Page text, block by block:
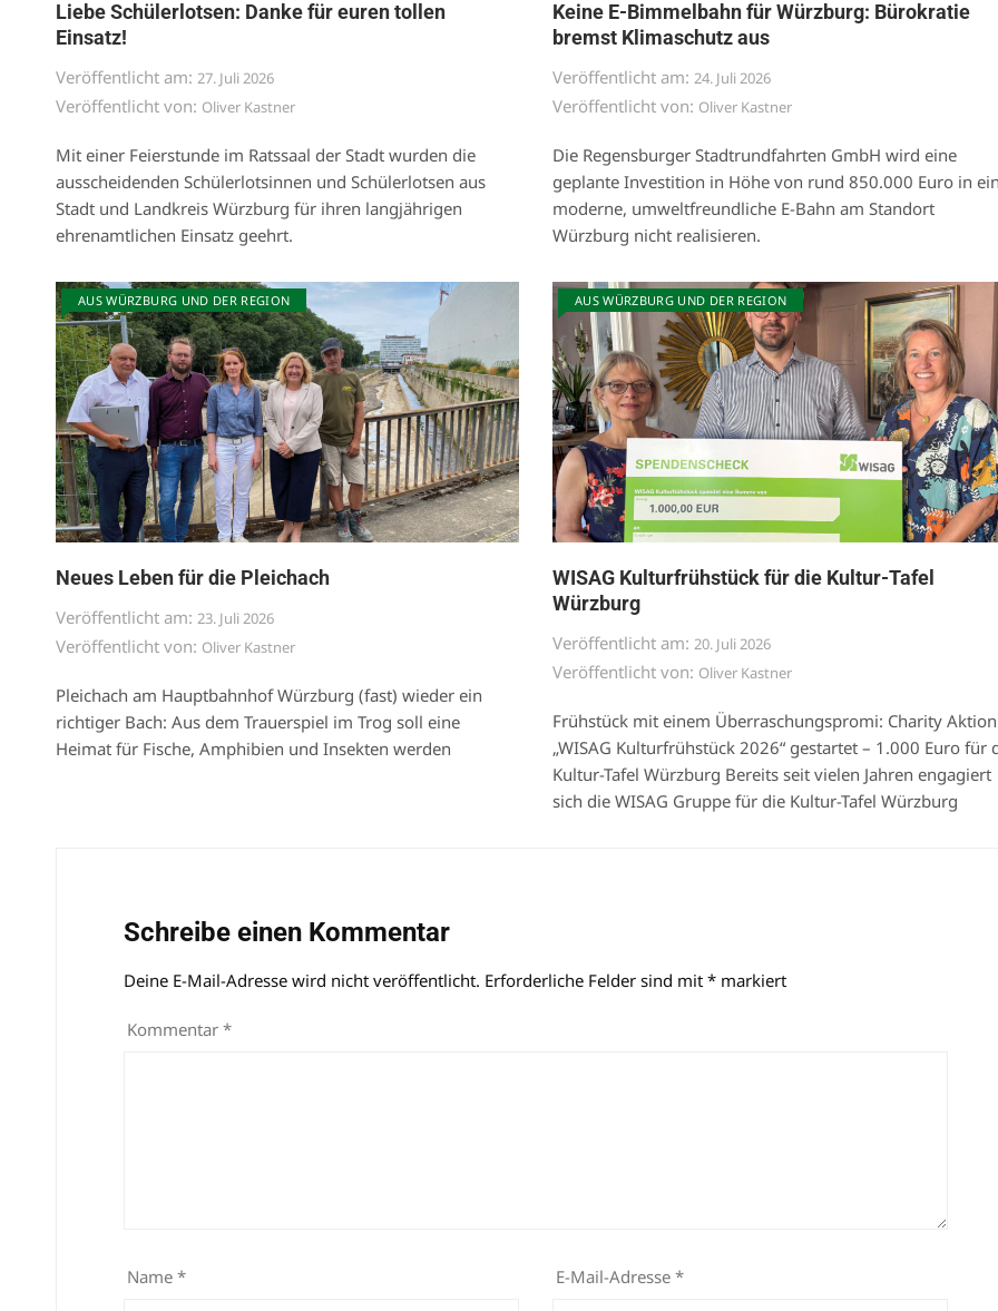
Liebe Schülerlotsen: Danke für euren tollen
Einsatz!
Veröffentlicht am: 27. Juli 2026
Veröffentlicht von: Oliver Kastner
Mit einer Feierstunde im Ratssaal der Stadt wurden die
ausscheidenden Schülerlotsinnen und Schülerlotsen aus
Stadt und Landkreis Würzburg für ihren langjährigen
ehrenamtlichen Einsatz geehrt.
Keine E-Bimmelbahn für Würzburg: Bürokratie
bremst Klimaschutz aus
Veröffentlicht am: 24. Juli 2026
Veröffentlicht von: Oliver Kastner
Die Regensburger Stadtrundfahrten GmbH wird eine
geplante Investition in Höhe von rund 850.000 Euro in
moderne, umweltfreundliche E-Bahn am Standort
Würzburg nicht realisieren.
AUS WÜRZBURG UND DER REGION
Neues Leben für die Pleichach
Veröffentlicht am: 23. Juli 2026
Veröffentlicht von: Oliver Kastner
Pleichach am Hauptbahnhof Würzburg (fast) wieder ein
richtiger Bach: Aus dem Trauerspiel im Trog soll eine
Heimat für Fische, Amphibien und Insekten werden
AUS WÜRZBURG UND DER REGION
WISAG Kulturfrühstück für die Kultur-Tafel
Würzburg
Veröffentlicht am: 20. Juli 2026
Veröffentlicht von: Oliver Kastner
Frühstück mit einem Überraschungspromi: Charity Aktion
„WISAG Kulturfrühstück 2026“ gestartet – 1.000 Euro für
Kultur-Tafel Würzburg Bereits seit vielen Jahren engagiert
sich die WISAG Gruppe für die Kultur-Tafel Würzburg
Schreibe einen Kommentar
Deine E-Mail-Adresse wird nicht veröffentlicht. Erforderliche Felder sind mit * markiert
Kommentar *
Name * E-Mail-Adresse *
Alternative: